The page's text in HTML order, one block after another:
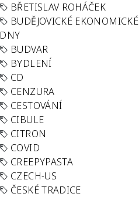
BŘETISLAV ROHÁČEK
BUDĚJOVICKÉ EKONOMICKÉ
DNY
BUDVAR
BYDLENÍ
CD
CENZURA
CESTOVÁNÍ
CIBULE
CITRON
COVID
CREEPYPASTA
CZECH-US
ČESKÉ TRADICE